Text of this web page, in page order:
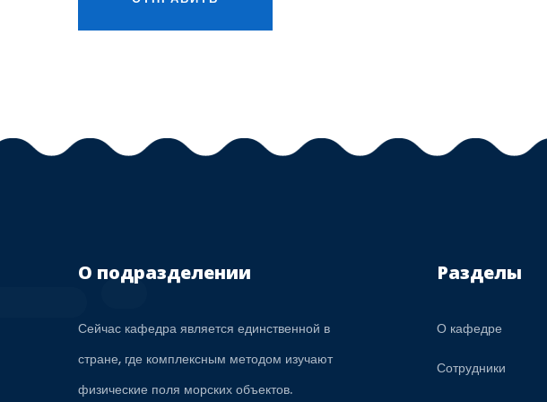
О подразделении
Сейчас кафедра является единственной в
стране, где комплексным методом изучают
физические поля морских объектов.
Разделы
О кафедре
Сотрудники